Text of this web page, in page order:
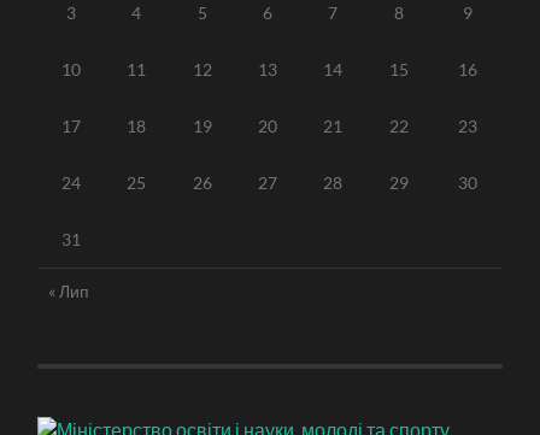
3 4 5 6 7 8 9
10 11 12 13 14 15 16
17 18 19 20 21 22 23
24 25 26 27 28 29 30
31
« Лип